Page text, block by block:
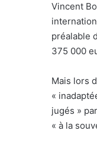
Vincent
préalable
375 000
Mais lors
«
jugés »
« à la